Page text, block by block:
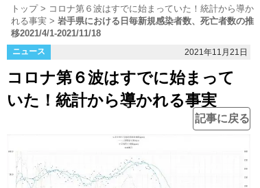
トップ
コロナ第６波はすでに始まっていた！統計から導か
れる事実
岩手県における日毎新規感染者数、死亡者数の推
移2021/4/1-2021/11/18
ニュース 2021年11月21日
コロナ第６波はすでに始まって
いた！統計から導かれる事実
記事に戻る